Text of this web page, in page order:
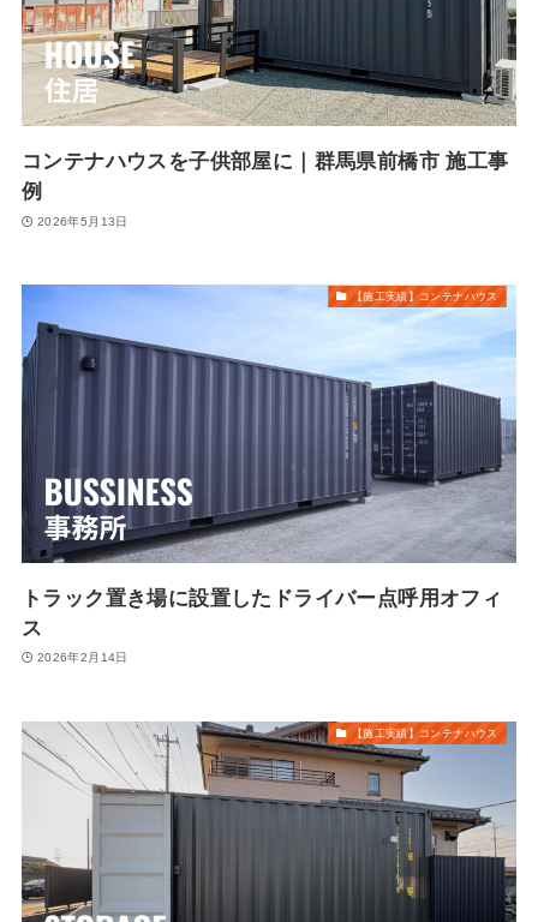
コンテナハウスを子供部屋に｜群馬県前橋市 施工事
例
2026年5月13日
【施工実績】コンテナハウス
トラック置き場に設置したドライバー点呼用オフィ
ス
2026年2月14日
【施工実績】コンテナハウス